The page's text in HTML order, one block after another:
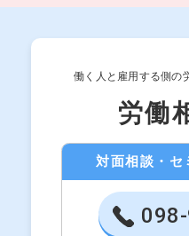
働く人と雇用する側の
労働
対面相談・セ